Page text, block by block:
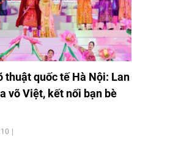
thuật quốc tế Hà Nội: Lan
võ Việt, kết nối bạn bè